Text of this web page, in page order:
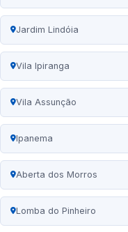
Jardim Lindóia
Vila Ipiranga
Vila Assunção
Ipanema
Aberta dos Morros
Lomba do Pinheiro